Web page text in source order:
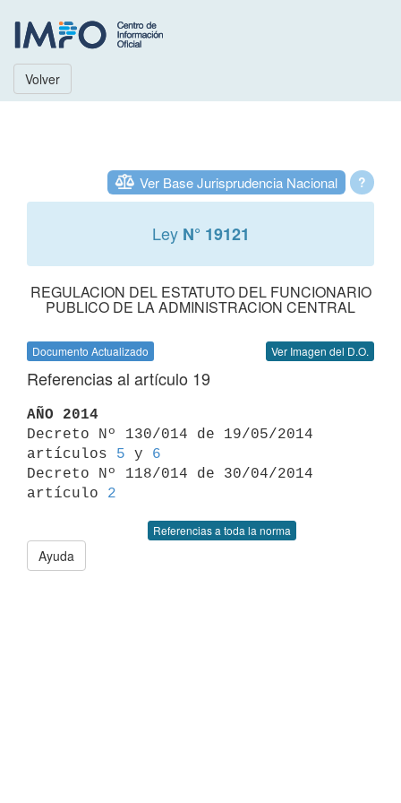
Volver
?
Ver Base Jurisprudencia Nacional
Ley N° 19121
REGULACION DEL ESTATUTO DEL FUNCIONARIO
PUBLICO DE LA ADMINISTRACION CENTRAL
Documento Actualizado Ver Imagen del D.O.
Referencias al artículo 19
AÑO 2014
Decreto Nº 130/014 de 19/05/2014
artículos 5 y 6
Decreto Nº 118/014 de 30/04/2014
artículo 2
Referencias a toda la norma
Ayuda